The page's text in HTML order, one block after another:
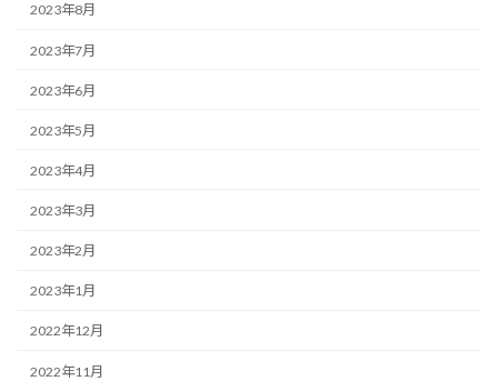
2023年8月
2023年7月
2023年6月
2023年5月
2023年4月
2023年3月
2023年2月
2023年1月
2022年12月
2022年11月